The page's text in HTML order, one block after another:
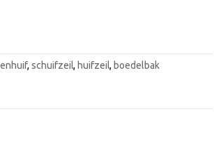
, schuifzeil, huifzeil, boedelbak